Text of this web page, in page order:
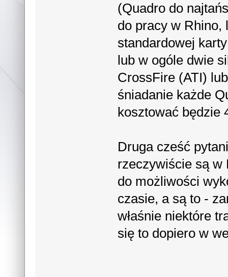
(Quadro do
do pracy w Rhino,
standardowej
lub w ogóle dwie
CrossFire (ATI)
śniadanie każde
kosztować będzie
Druga cześć
rzeczywiście są w
do możliwości
czasie, a są to -
właśnie niektóre
się to dopiero w